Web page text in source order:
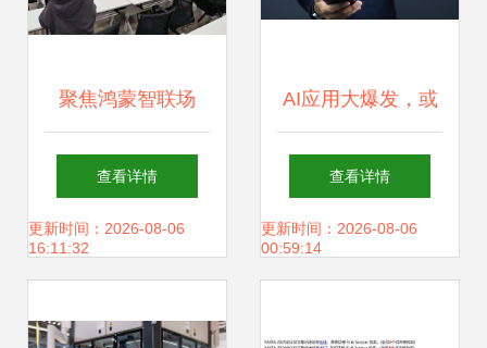
聚焦鸿蒙智联场
景，深化产教融合
新篇——“智慧教
查看详情
更新时间：2026-08-06
16:11:32
AI应用大爆发，或
许只是刚刚开始！
查看详情
更新时间：2026-08-06
00:59:14